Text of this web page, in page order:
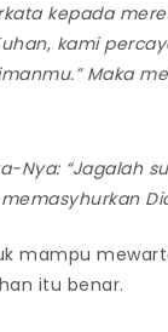
kepada
kami
Maka
Nya: “Jagalah
mampu
itu benar.